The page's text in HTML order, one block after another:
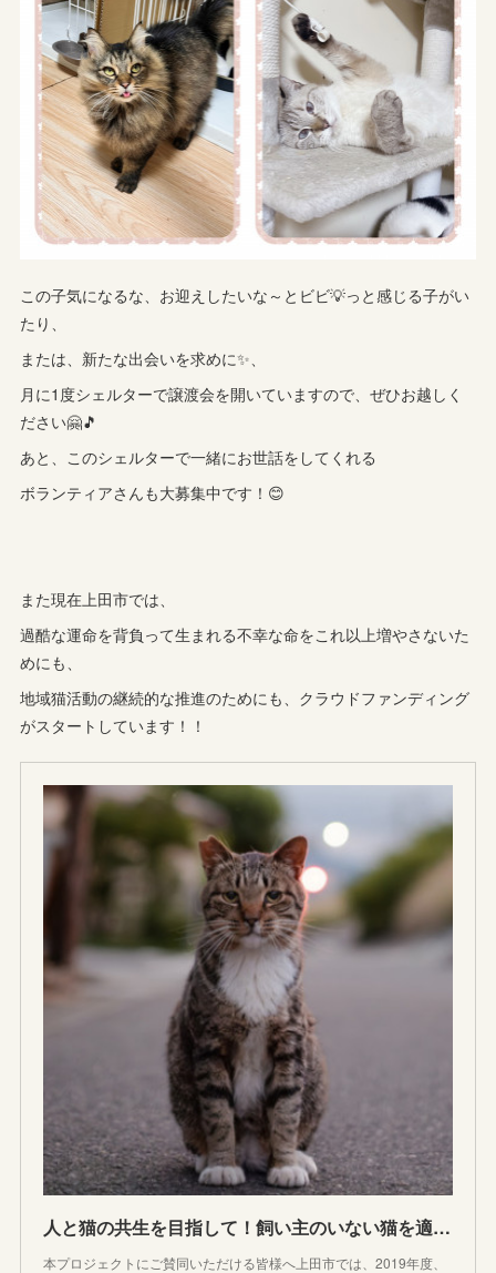
この子気になるな、お迎えしたいな～とビビ💡っと感じる子がい
たり、
または、新たな出会いを求めに✨、
月に1度シェルターで譲渡会を開いていますので、ぜひお越しく
ださい🤗🎵
あと、このシェルターで一緒にお世話をしてくれる
ボランティアさんも大募集中です！😊
また現在上田市では、
過酷な運命を背負って生まれる不幸な命をこれ以上増やさないた
めにも、
地域猫活動の継続的な推進のためにも、クラウドファンディング
がスタートしています！！
人と猫の共生を目指して！飼い主のいない猫を適切に管理し、不幸な命をなくしたい！｜ふるさと納税のガバメントクラウドファンディングは「ふるさとチョイス」
本プロジェクトにご賛同いただける皆様へ上田市では、2019年度、